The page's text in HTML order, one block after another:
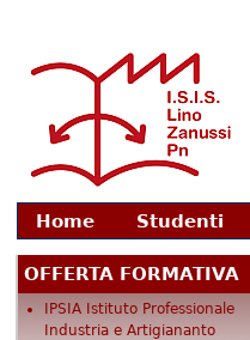
principale
Home Studenti
OFFERTA FORMATIVA
IPSIA Istituto Professionale
Industria e Artigiananto